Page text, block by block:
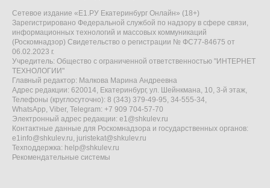
Сетевое издание «Е1.РУ Екатеринбург Онлайн» (18+)
Зарегистрировано Федеральной службой по надзору в сфере связи,
информационных технологий и массовых коммуникаций
(Роскомнадзор) Свидетельство о регистрации № ФС77-84675 от
06.02.2023 г.
Учредитель: Общество с ограниченной ответственностью "ИНТЕРНЕТ
ТЕХНОЛОГИИ"
Главный редактор: Малкова Марина Андреевна
Адрес редакции: 620014, Екатеринбург, ул. Шейнкмана, 10, 3-й этаж,
Телефоны (круглосуточно): 8 (343) 379-49-95, 34-555-34,
WhatsApp, Viber, Telegram: +7 909 704-57-70
Электронный адрес редакции: e1@shkulev.ru
Контактные данные для Роскомнадзора и государственных органов:
e1info@shkulev.ru, juristekat@shkulev.ru
Техподдержка: help@shkulev.ru
Рекомендательные системы